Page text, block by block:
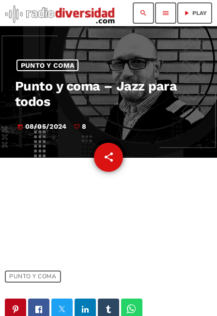
search menu play_arrow PLAY
PUNTO Y COMA
Punto y coma – Jazz para
todos
today 08/05/2024 8
share
email
PUNTO Y COMA